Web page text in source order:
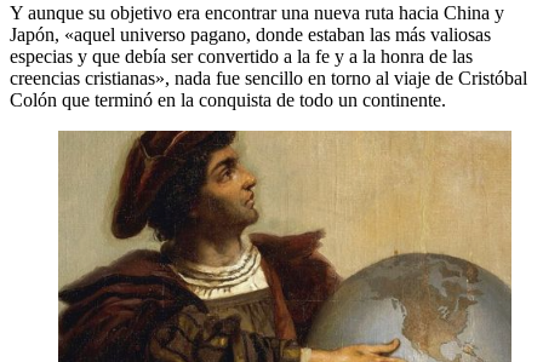
Y aunque su objetivo era encontrar una nueva ruta hacia China y
Japón, «aquel universo pagano, donde estaban las más valiosas
especias y que debía ser convertido a la fe y a la honra de las
creencias cristianas», nada fue sencillo en torno al viaje de Cristóbal
Colón que terminó en la conquista de todo un continente.